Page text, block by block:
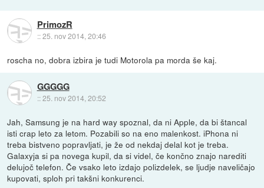
PrimozR
::25. nov 2014, 20:46
roscha no, dobra izbira je tudi Motorola pa morda še kaj.
GGGGG
::25. nov 2014, 20:52
Jah, Samsung je na hard way spoznal, da ni Apple, da bi štancal
isti crap leto za letom. Pozabili so na eno malenkost. iPhona ni
treba bistveno popravljati, je že od nekdaj delal kot je treba.
Galaxyja si pa novega kupil, da si videl, če končno znajo narediti
delujoč telefon. Če vsako leto izdajo polizdelek, se ljudje naveličajo
kupovati, sploh pri takšni konkurenci.